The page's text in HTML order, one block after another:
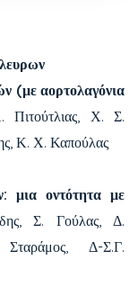
(με αορτολαγόνια
Χ. Σ.
Κ. Χ. Καπούλας
οντότητα με
Σ. Γούλας, Δ.
Δ-Σ.Γ.